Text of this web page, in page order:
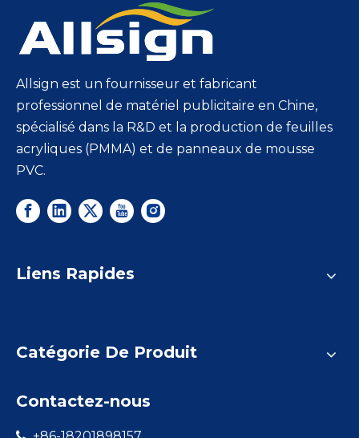
Allsign est un fournisseur et fabricant
professionnel de matériel publicitaire en Chine,
spécialisé dans la R&D et la production de feuilles
acryliques (PMMA) et de panneaux de mousse
PVC.
Liens Rapides
Catégorie De Produit
Contactez-nous